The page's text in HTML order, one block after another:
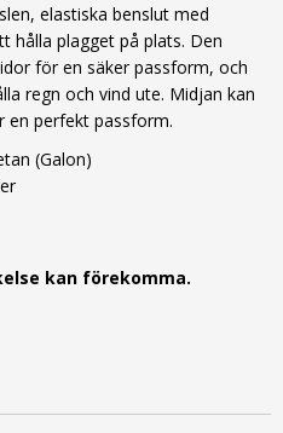
elastiska benslut med
hålla plagget på plats. Den
för en säker passform, och
regn och vind ute. Midjan kan
en perfekt passform.
(Galon)
kan förekomma.